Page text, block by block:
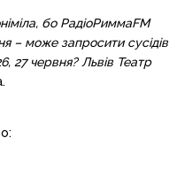
бо РадіоРиммаFM
– може запросити сусідів
27 червня? Львів Театр